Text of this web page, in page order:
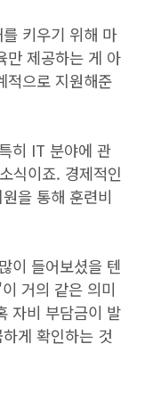
키우기 위해 마
만 제공하는 게 아
적으로 지원해준
히 IT 분야에 관
식이죠. 경제적인
을 통해 훈련비
이 들어보셨을 텐
거의 같은 의미
자비 부담금이 발
게 확인하는 것